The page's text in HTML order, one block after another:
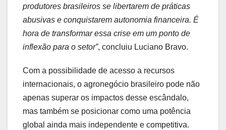
produtores brasileiros se libertarem de práticas
abusivas e conquistarem autonomia financeira. É
hora de transformar essa crise em um ponto de
inflexão para o setor”, concluiu Luciano Bravo.
Com a possibilidade de acesso a recursos
internacionais, o agronegócio brasileiro pode não
apenas superar os impactos desse escândalo,
mas também se posicionar como uma potência
global ainda mais independente e competitiva.